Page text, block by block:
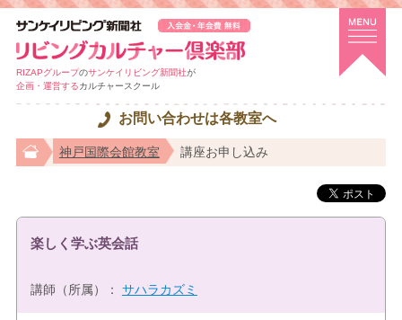
RIZAPグループのサンケイリビング新聞社が
企画・運営するカルチャースクール
お問い合わせは各教室へ
神戸国際会館教室 講座お申し込み
楽しく学ぶ英会話
講師（所属）： サハラカズミ